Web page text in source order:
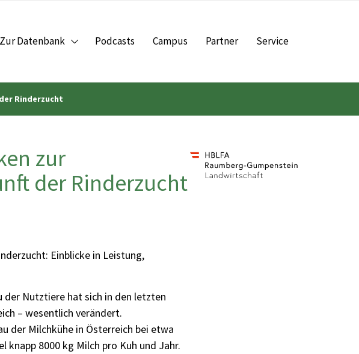
Zur Datenbank Podcasts Campus Partner Service
Rinderzucht
zur
der Rinderzucht
Einblicke in Leistung,
der Nutztiere hat sich in den letzten
– wesentlich verändert.
der Milchkühe in Österreich bei etwa
8000 kg Milch pro Kuh und Jahr.